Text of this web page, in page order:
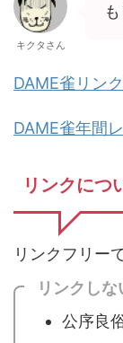
キクタさん
DAME雀リン
DAME雀年間
リンクにつ
リンクフリー
リンクし
公序良